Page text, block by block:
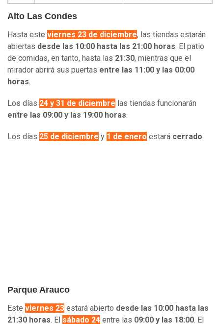
Alto Las Condes
Hasta este viernes 23 de diciembre, las tiendas estarán
abiertas desde las 10:00 hasta las 21:00 horas. El patio
de comidas, en tanto, hasta las 21:30, mientras que el
mirador abrirá sus puertas entre las 11:00 y las 00:00
horas.
Los días 24 y 31 de diciembre las tiendas funcionarán
entre las 09:00 y las 19:00 horas.
Los días 25 de diciembre y 1 de enero estará cerrado.
Parque Arauco
Este viernes 23 estará abierto desde las 10:00 hasta las
21:30 horas. El sábado 24 entre las 09:00 y las 18:00. El